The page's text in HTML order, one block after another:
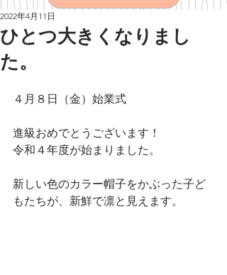
ひとつ大きくなりまし
た。
2022年4月11日
４月８日（金）始業式
進級おめでとうございます！
令和４年度が始まりました。
新しい色のカラー帽子をかぶった子ど
もたちが、新鮮で凛と見えます。